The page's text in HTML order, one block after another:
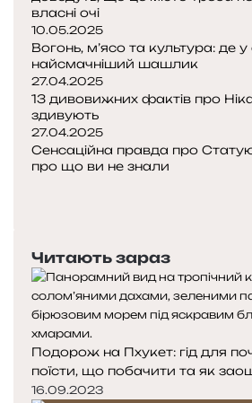
л
я
ш
у
к
а
ч
в
н
а
л
і
н
у
власні очі
10.05.2025
Вогонь, м’ясо та культура: де у
найсмачніший шашлик
27.04.2025
13 дивовижних фактів про
здивують
27.04.2025
Сенсаційна правда про
про що ви не знали
р
е
д
н
я
с
т
о
т
у
п
н
а
с
т
о
Читають зараз
Подорож на Пхукет: гід для
поїсти, що побачити та як
16.09.2023